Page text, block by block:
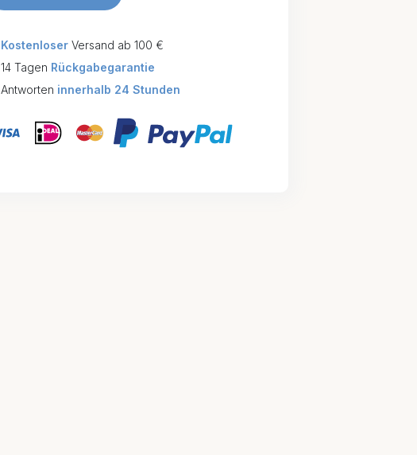
Kostenloser Versand ab 100 €
14 Tagen Rückgabegarantie
Antworten innerhalb 24 Stunden